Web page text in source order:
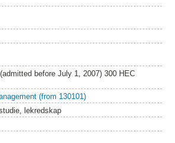
before July 1, 2007) 300 HEC
(from 130101)
lekredskap